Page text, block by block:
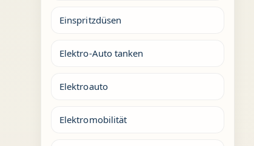
Einspritzdüsen
Elektro-Auto tanken
Elektroauto
Elektromobilität